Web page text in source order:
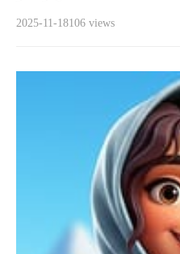
2025-11-18106 views